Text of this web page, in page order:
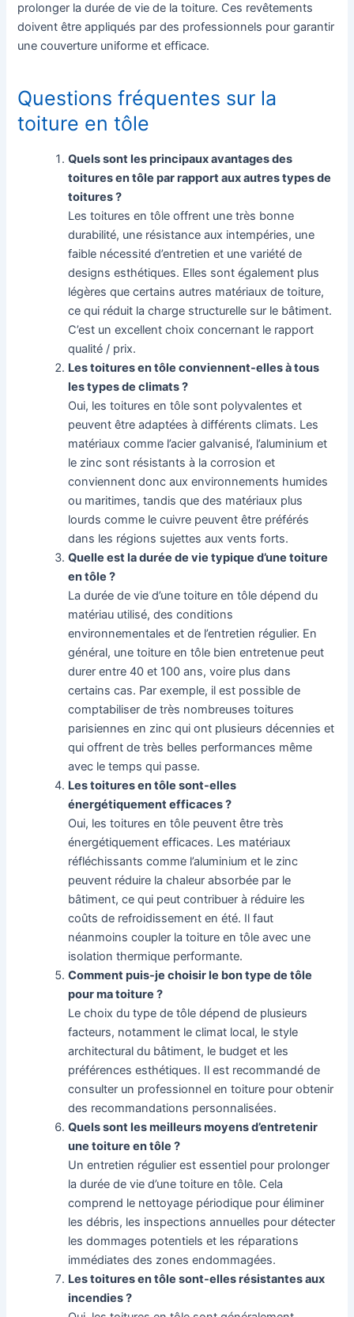
prolonger la durée de vie de la toiture. Ces revêtements
doivent être appliqués par des professionnels pour garantir
une couverture uniforme et efficace.
Questions fréquentes sur la
toiture en tôle
Quels sont les principaux avantages des
toitures en tôle par rapport aux autres types de
toitures ?
Les toitures en tôle offrent une très bonne
durabilité, une résistance aux intempéries, une
faible nécessité d’entretien et une variété de
designs esthétiques. Elles sont également plus
légères que certains autres matériaux de toiture,
ce qui réduit la charge structurelle sur le bâtiment.
C’est un excellent choix concernant le rapport
qualité / prix.
Les toitures en tôle conviennent-elles à tous
les types de climats ?
Oui, les toitures en tôle sont polyvalentes et
peuvent être adaptées à différents climats. Les
matériaux comme l’acier galvanisé, l’aluminium et
le zinc sont résistants à la corrosion et
conviennent donc aux environnements humides
ou maritimes, tandis que des matériaux plus
lourds comme le cuivre peuvent être préférés
dans les régions sujettes aux vents forts.
Quelle est la durée de vie typique d’une toiture
en tôle ?
La durée de vie d’une toiture en tôle dépend du
matériau utilisé, des conditions
environnementales et de l’entretien régulier. En
général, une toiture en tôle bien entretenue peut
durer entre 40 et 100 ans, voire plus dans
certains cas. Par exemple, il est possible de
comptabiliser de très nombreuses toitures
parisiennes en zinc qui ont plusieurs décennies et
qui offrent de très belles performances même
avec le temps qui passe.
Les toitures en tôle sont-elles
énergétiquement efficaces ?
Oui, les toitures en tôle peuvent être très
énergétiquement efficaces. Les matériaux
réfléchissants comme l’aluminium et le zinc
peuvent réduire la chaleur absorbée par le
bâtiment, ce qui peut contribuer à réduire les
coûts de refroidissement en été. Il faut
néanmoins coupler la toiture en tôle avec une
isolation thermique performante.
Comment puis-je choisir le bon type de tôle
pour ma toiture ?
Le choix du type de tôle dépend de plusieurs
facteurs, notamment le climat local, le style
architectural du bâtiment, le budget et les
préférences esthétiques. Il est recommandé de
consulter un professionnel en toiture pour obtenir
des recommandations personnalisées.
Quels sont les meilleurs moyens d’entretenir
une toiture en tôle ?
Un entretien régulier est essentiel pour prolonger
la durée de vie d’une toiture en tôle. Cela
comprend le nettoyage périodique pour éliminer
les débris, les inspections annuelles pour détecter
les dommages potentiels et les réparations
immédiates des zones endommagées.
Les toitures en tôle sont-elles résistantes aux
incendies ?